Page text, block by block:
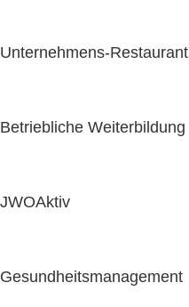
Unternehmens-Restaurant
Betriebliche Weiterbildung
JWOAktiv
Gesundheitsmanagement